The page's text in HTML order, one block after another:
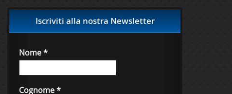
Iscriviti alla nostra Newsletter
Nome*
Cognome*